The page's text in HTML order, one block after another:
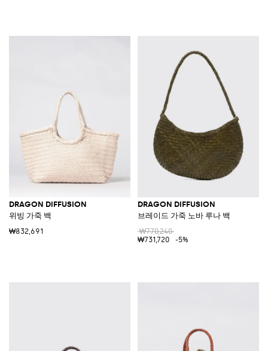
DRAGON DIFFUSION
위빙 가죽 백
₩832,691
DRAGON DIFFUSION
브레이드 가죽 노바 루나 백
₩770,240
₩731,720
-5%